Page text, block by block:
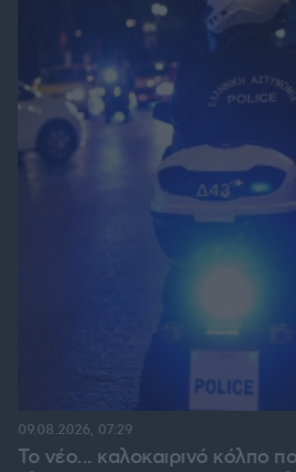
Το νέο... καλοκαιρινό κόλπο
09.08.2026, 07:29